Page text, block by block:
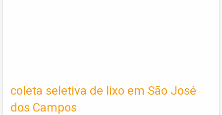
coleta seletiva de lixo em São José
dos Campos